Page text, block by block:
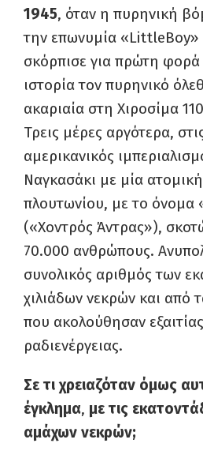
1945, όταν η πυρηνική
την επωνυμία «LittleBoy»
σκόρπισε για πρώτη
ιστορία τον πυρηνικό
ακαριαία στη Χιροσίμα
Τρεις μέρες αργότερα,
αμερικανικός
Ναγκασάκι με μία
πλουτωνίου, με το όνομα
(«Χοντρός Άντρας»),
70.000 ανθρώπους.
συνολικός αριθμός των
χιλιάδων νεκρών και από
που ακολούθησαν
ραδιενέργειας.
Σε τι χρειαζόταν όμως
έγκλημα, με τις
αμάχων νεκρών;